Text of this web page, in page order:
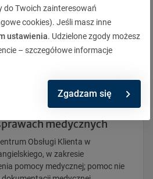
doznasz urazu, np. złamiesz lub
skręcisz kostkę, złamiesz nos,
otrzymasz pomoc.
z języka
medycznych
Obsługi Klienta w
w zakresie
pomocy medycznej; pomoc nie
do Twoich zainteresowań
cookies). Jeśli masz inne
ustawienia. Udzielone zgody możesz
– szczegółowe informacje
Zgadzam się